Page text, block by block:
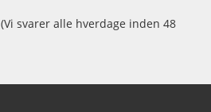
(Vi svarer alle hverdage inden 48